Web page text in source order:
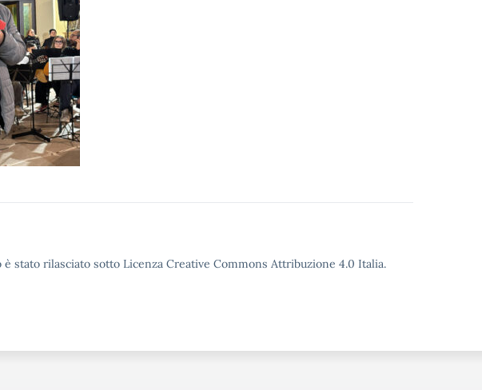
stato rilasciato sotto Licenza Creative Commons Attribuzione 4.0 Italia.